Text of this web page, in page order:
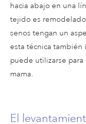
hacia abajo en una
tejido es
senos tengan un
esta técnica también
puede utilizarse
mama.
El